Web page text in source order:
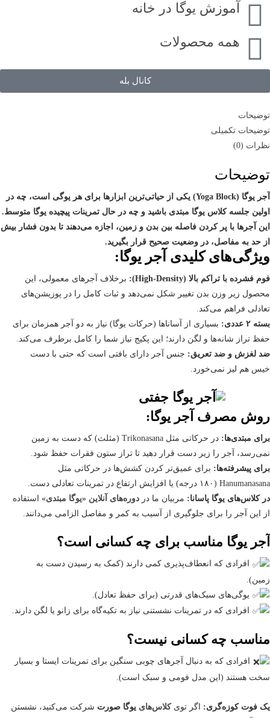
آموزش یوگا در خانه
همه محصولات
کانال بله
توضیحات
توضیحات تکمیلی
نظرات (0)
توضیحات
آجر یوگا (Yoga Block) یکی از حیاتی‌ترین ابزارها برای هر یوگی است، چه در
اولین جلسه کلاس یوگا مبتدی باشید و چه در حال تمرینات پیچیده یوگا متوسط.
این آجرها با پر کردن فاصله بین بدن و زمین، اجازه می‌دهند تا بدون فشار بیش
از حد به مفاصل، در وضعیت صحیح قرار بگیرید.
ویژگی‌های کلیدی آجر یوگا:
فوم فشرده با تراکم بالا (High-Density):
برخلاف آجرهای معمولی، این
محصول زیر وزن بدن تغییر شکل نمی‌دهد و ثبات کامل را در پوزیشن‌های
تعادلی فراهم می‌کند.
بسته ۲ عددی:
بسیاری از آساناها (حرکات یوگا) نیاز به دو آجر همزمان برای
حفظ تراز شانه‌ها و لگن دارند؛ این پکیج نیاز شما را کامل برطرف می‌کند.
ضد لغزش و ضد تعریق: جنس آجر دارای بافتی است که حتی با دست
خیس هم لیز نمی‌خورد.
روش مصرف آجر یوگا:
برای مبتدی‌ها:
در حرکاتی مثل Trikonasana (مثلث) که دست به زمین
نمی‌رسد، آجر را زیر دست قرار دهید تا تراز ستون فقرات حفظ شود.
برای پیشرفته‌ها: برای عمیق‌تر کردن کشش‌ها در حرکاتی مثل
Hanumanasana (۱۸۰ درجه) یا افزایش ارتفاع در تمرینات تعادلی دست.
در کلاس‌های یوگا پاسانا: مربیان ما در دوره‌های آنلاین «یوگا مبتدی» استفاده
از این آجر را برای جلوگیری از آسیب به کمر و مفاصل الزامی می‌دانند.
آجر یوگا مناسب برای چه کسانی است؟
افرادی که انعطاف‌پذیری کمی دارند (کمک به رسیدن دست به
زمین).
یوگی‌های سبک‌های قدرتی (برای حفظ تعادل).
افرادی که در تمرینات نشستنی نیاز به تکیه‌گاه برای زانو یا لگن دارند.
مناسب چه کسانی نیست؟
افرادی که به دنبال آجرهای چوبی سنگین برای تمرینات ایستا و بسیار
سخت هستند (این مدل فومی و سبک است).
یک فوت کوزه‌گری: اگر توی کلاس‌های یوگا صورت شرکت می‌کنید، نشستن